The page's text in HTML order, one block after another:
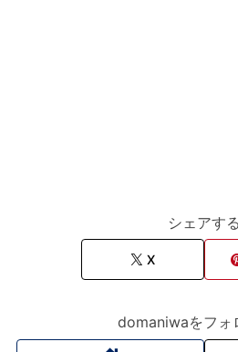
シェアする
X
domaniwaをフォ